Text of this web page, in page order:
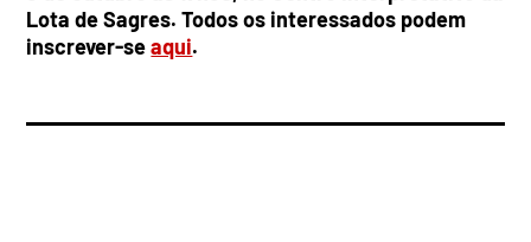
Lota de Sagres. Todos os interessados podem
inscrever-seaqui.